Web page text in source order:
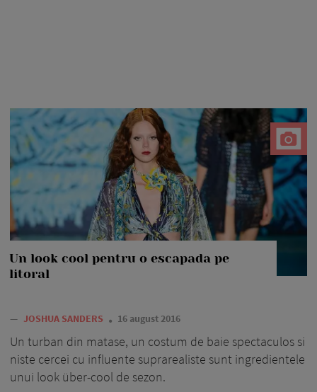
Un look cool pentru o escapada pe
litoral
— JOSHUA SANDERS 16 august 2016
Un turban din matase, un costum de baie spectaculos si
niste cercei cu influente suprarealiste sunt ingredientele
unui look über-cool de sezon.